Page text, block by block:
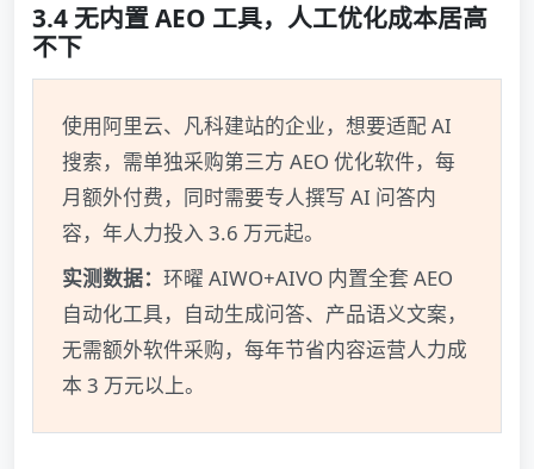
3.4 无内置 AEO 工具，人工优化成本居高
不下
使用阿里云、凡科建站的企业，想要适配 AI
搜索，需单独采购第三方 AEO 优化软件，每
月额外付费，同时需要专人撰写 AI 问答内
容，年人力投入 3.6 万元起。
实测数据： 环曜 AIWO+AIVO 内置全套 AEO
自动化工具，自动生成问答、产品语义文案，
无需额外软件采购，每年节省内容运营人力成
本 3 万元以上。